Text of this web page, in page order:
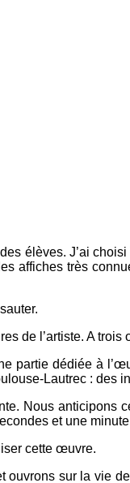
élèves. J’ai
affiches très
de l’artiste. A
partie dédiée à
Lautrec :
Nous anticipons
et une
cette œuvre.
sur la vie